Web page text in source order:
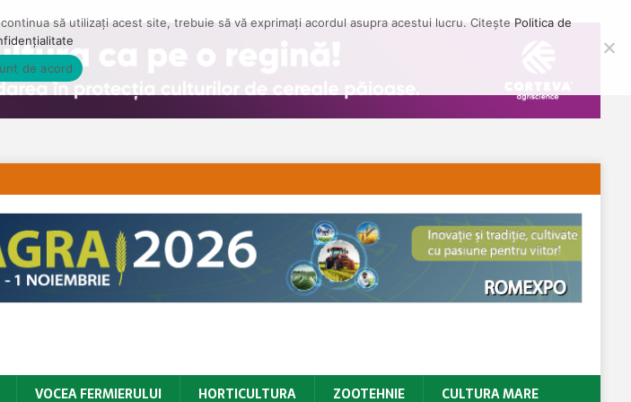
VOCEA FERMIERULUI HORTICULTURA ZOOTEHNIE
CULTURA MARE
să utilizați acest site, trebuie să vă exprimați acordul asupra acestui lucru. Citește Politica de
de acord